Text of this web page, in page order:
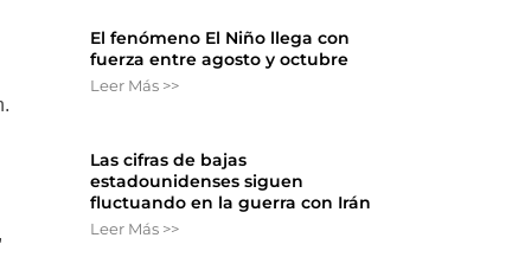
El fenómeno El Niño llega con
fuerza entre agosto y octubre
Leer Más >>
Las cifras de bajas
estadounidenses siguen
fluctuando en la guerra con Irán
Leer Más >>